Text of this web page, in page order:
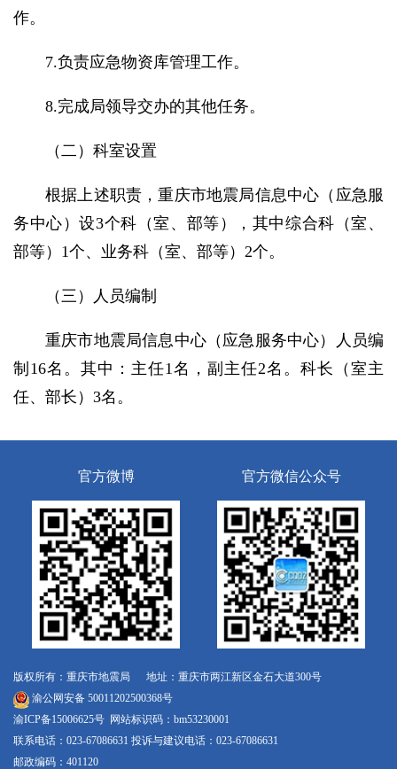
作。
7.负责应急物资库管理工作。
8.完成局领导交办的其他任务。
（二）科室设置
根据上述职责，重庆市地震局信息中心（应急服
务中心）设3个科（室、部等），其中综合科（室、
部等）1个、业务科（室、部等）2个。
（三）人员编制
重庆市地震局信息中心（应急服务中心）人员编
制16名。其中：主任1名，副主任2名。科长（室主
任、部长）3名。
官方微博 官方微信公众号
版权所有：重庆市地震局 地址：重庆市两江新区金石大道300号
渝公网安备 50011202500368号
渝ICP备15006625号 网站标识码：bm53230001
联系电话：023-67086631 投诉与建议电话：023-67086631
邮政编码：401120